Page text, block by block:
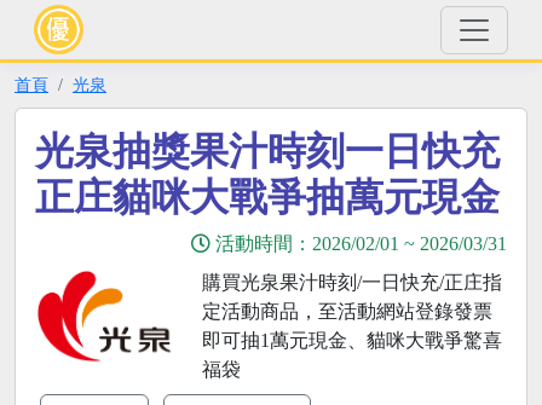
首頁 光泉
光泉抽獎果汁時刻一日快充
正庄貓咪大戰爭抽萬元現金
活動時間： 2026/02/01 ~ 2026/03/31
購買光泉果汁時刻/一日快充/正庄指
定活動商品，至活動網站登錄發票
即可抽1萬元現金、貓咪大戰爭驚喜
福袋